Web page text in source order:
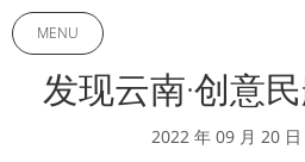
MENU
发现云南·创意
2022 年 09 月 20 日